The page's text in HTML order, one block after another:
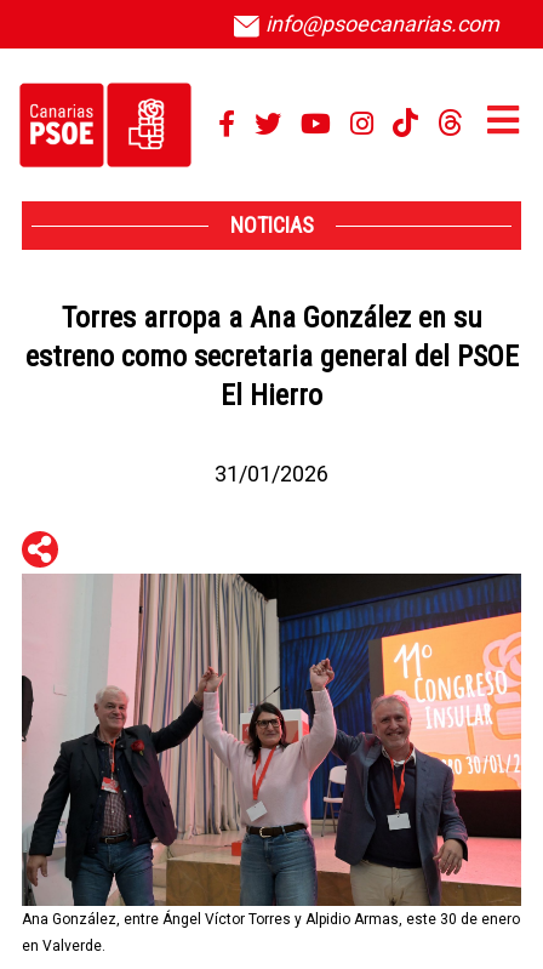
info@psoecanarias.com
NOTICIAS
Torres arropa a Ana González en su
estreno como secretaria general del PSOE
El Hierro
31/01/2026
Telegram
Facebook
Twitter
Ana González, entre Ángel Víctor Torres y Alpidio Armas, este 30 de enero
en Valverde.